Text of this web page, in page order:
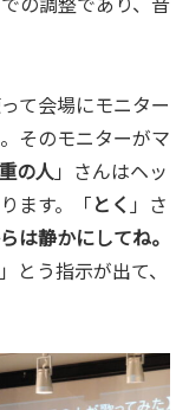
て会場にモニター
そのモニターがマ
の人 」さんはヘッ
ます。「とく 」さ
は静かにしてね。
」とう指示が出て、